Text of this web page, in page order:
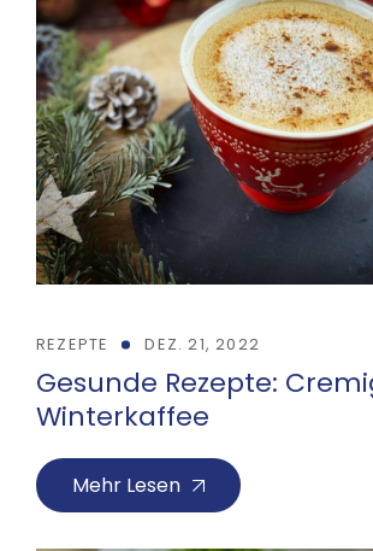
REZEPTE DEZ. 21, 2022
Gesunde Rezepte:
Winterkaffee
Mehr Lesen